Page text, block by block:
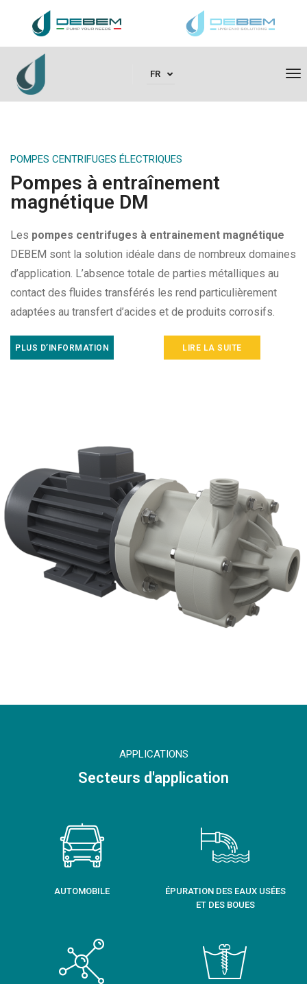
FR
POMPES CENTRIFUGES ÉLECTRIQUES
Pompes à entraînement
magnétique DM
Les pompes centrifuges à entrainement magnétique
DEBEM sont la solution idéale dans de nombreux domaines
d’application. L’absence totale de parties métalliques au
contact des fluides transférés les rend particulièrement
adaptées au transfert d’acides et de produits corrosifs.
PLUS D’INFORMATION LIRE LA SUITE
APPLICATIONS
Secteurs d'application
AUTOMOBILE
ÉPURATION DES EAUX USÉES
ET DES BOUES